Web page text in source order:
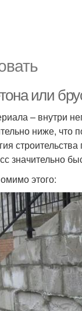
или
– внутри
ниже, что
значительно
этого: